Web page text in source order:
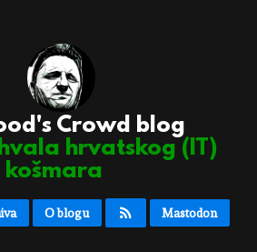
Crowd blog
hrvatskog (IT)
košmara
O blogu Mastodon